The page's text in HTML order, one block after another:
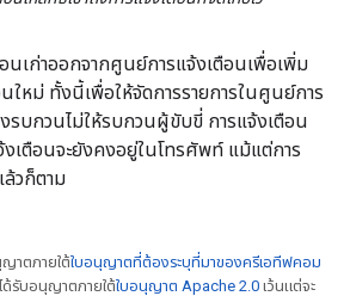
นเก่าออกจากศูนย์การแจ้งเตือนเพื่อเพิ่ม
ใหม่ ทั้งนี้เพื่อให้จัดการรายการในศูนย์การ
รบกวนไม่ให้รบกวนผู้ขับขี่ การแจ้งเตือน
เตือนจะยังคงอยู่ในโทรศัพท์ แม้แต่การ
วก็ตาม
ญาตภายใต้ใบอนุญาตที่ต้องระบุที่มาของครีเอทีฟคอม
ด้รับอนุญาตภายใต้ใบอนุญาต Apache 2.0 เว้นแต่จะ